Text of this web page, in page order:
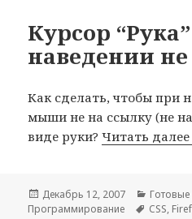
Курсор
наведении
Как сделать, чтобы при
мыши не на ссылку (не
виде руки?Читать далее
Опубликовано
Декабрь 12, 2007 Рубрики
Программирование
Метки
CSS,